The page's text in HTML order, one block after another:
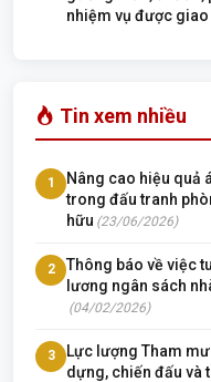
nhiệm vụ được giao
Tin xem nhiều
1
Nâng cao hiệu quả
trong đấu tranh
hữu (23/06/2026)
2
Thông báo về việc
lương ngân sách
(04/02/2026)
3
Lực lượng Tham
dựng, chiến đấu và